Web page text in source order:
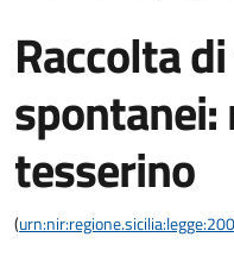
Raccolta
spontanei:
tesserino
(